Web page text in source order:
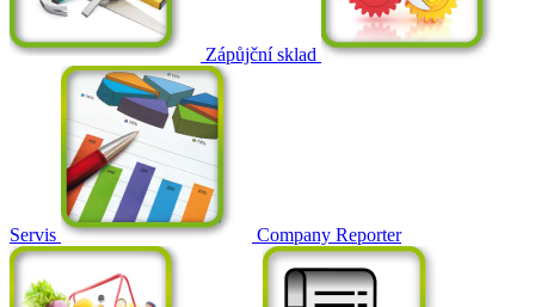
Zápůjční sklad
Servis Company Reporter